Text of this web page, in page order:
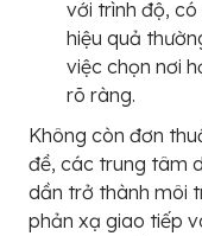
với trình độ,
hiệu quả
việc chọn nơi
rõ ràng.
Không còn đơn
đề, các trung tâm
dần trở thành môi
phản xạ giao tiếp